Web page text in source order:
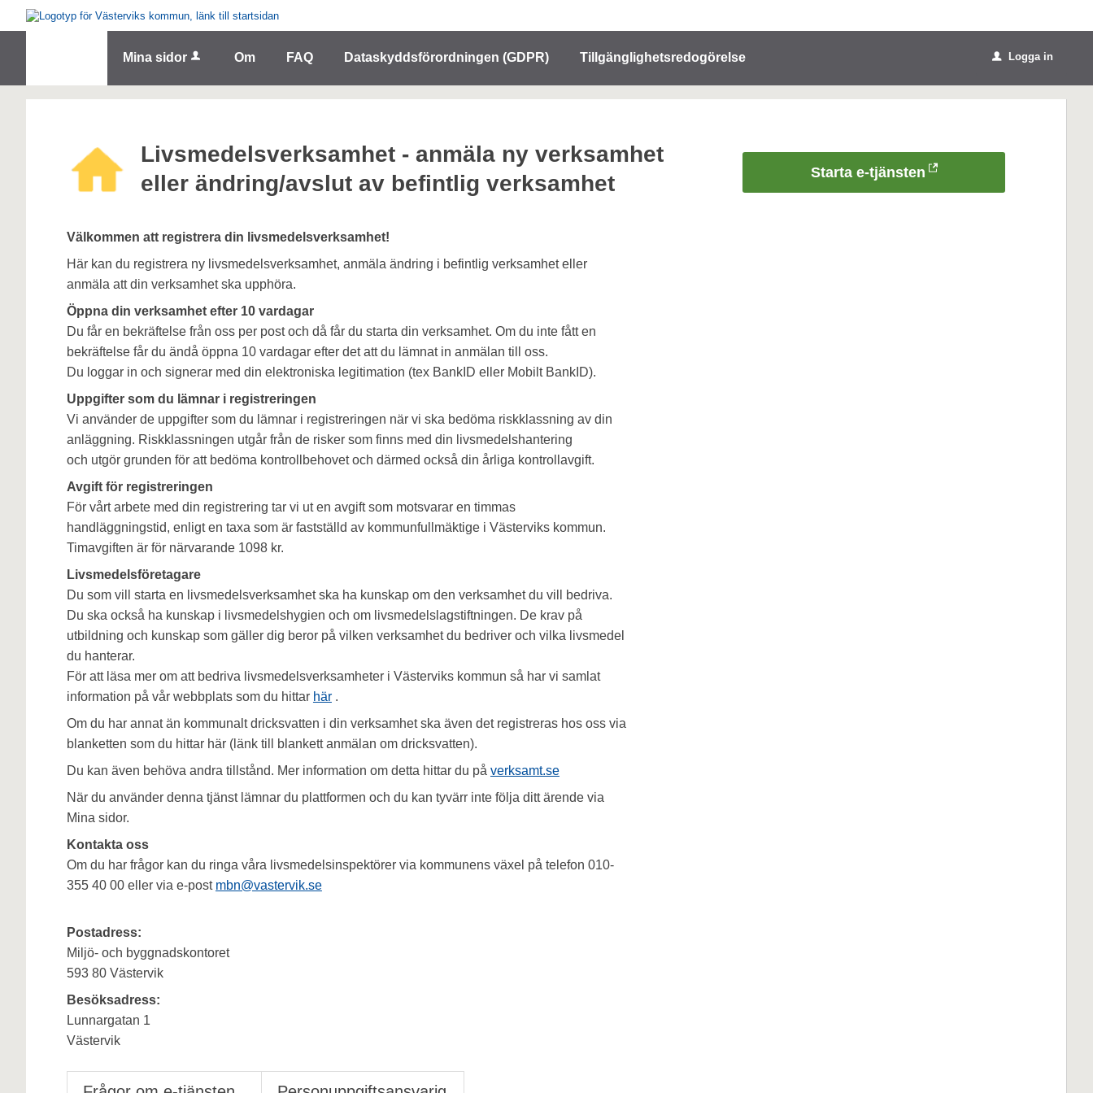
Välkommen
till
Mina sidor Om FAQ Dataskyddsförordningen (GDPR) Tillgänglighetsredogörelse u Logga in
Livsmedelsverksamhet - anmäla ny verksamhet
eller ändring/avslut av befintlig verksamhet
Välkommen att registrera din livsmedelsverksamhet!
Här kan du registrera ny livsmedelsverksamhet, anmäla ändring i befintlig verksamhet eller
anmäla att din verksamhet ska upphöra.
Öppna din verksamhet efter 10 vardagar
Du får en bekräftelse från oss per post och då får du starta din verksamhet. Om du inte fått en
bekräftelse får du ändå öppna 10 vardagar efter det att du lämnat in anmälan till oss.
Du loggar in och signerar med din elektroniska legitimation (tex BankID eller Mobilt BankID).
Uppgifter som du lämnar i registreringen
Vi använder de uppgifter som du lämnar i registreringen när vi ska bedöma riskklassning av din
anläggning. Riskklassningen utgår från de risker som finns med din livsmedelshantering
och utgör grunden för att bedöma kontrollbehovet och därmed också din årliga kontrollavgift.
Avgift för registreringen
För vårt arbete med din registrering tar vi ut en avgift som motsvarar en timmas
handläggningstid, enligt en taxa som är fastställd av kommunfullmäktige i Västerviks kommun.
Timavgiften är för närvarande 1098 kr.
Livsmedelsföretagare
Du som vill starta en livsmedelsverksamhet ska ha kunskap om den verksamhet du vill bedriva.
Du ska också ha kunskap i livsmedelshygien och om livsmedelslagstiftningen. De krav på
utbildning och kunskap som gäller dig beror på vilken verksamhet du bedriver och vilka livsmedel
du hanterar.
För att läsa mer om att bedriva livsmedelsverksamheter i Västerviks kommun så har vi samlat
information på vår webbplats som du hittar här.
Om du har annat än kommunalt dricksvatten i din verksamhet ska även det registreras hos oss via
blanketten som du hittar här (länk till blankett anmälan om dricksvatten).
Du kan även behöva andra tillstånd. Mer information om detta hittar du på verksamt.se
När du använder denna tjänst lämnar du plattformen och du kan tyvärr inte följa ditt ärende via
Mina sidor.
Kontakta oss
Om du har frågor kan du ringa våra livsmedelsinspektörer via kommunens växel på telefon 010-
355 40 00 eller via e-post mbn@vastervik.se
Postadress:
Miljö- och byggnadskontoret
593 80 Västervik
Besöksadress:
Lunnargatan 1
Västervik
Starta e-tjänsten